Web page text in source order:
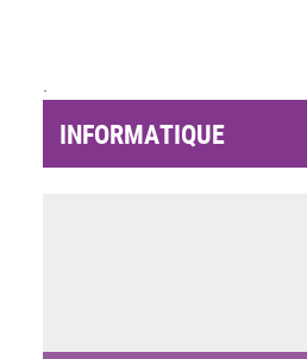
.
INFORMATIQUE